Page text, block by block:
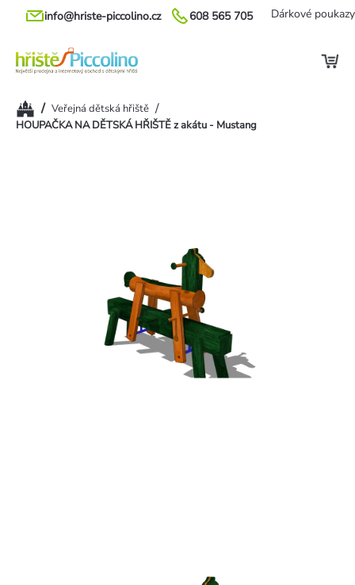
Přejít
608 565 705
info@hriste-piccolino.cz Dárkové poukazy
Domů/ Veřejná dětská hřiště /
HOUPAČKA NA DĚTSKÁ HŘIŠTĚ z akátu - Mustang